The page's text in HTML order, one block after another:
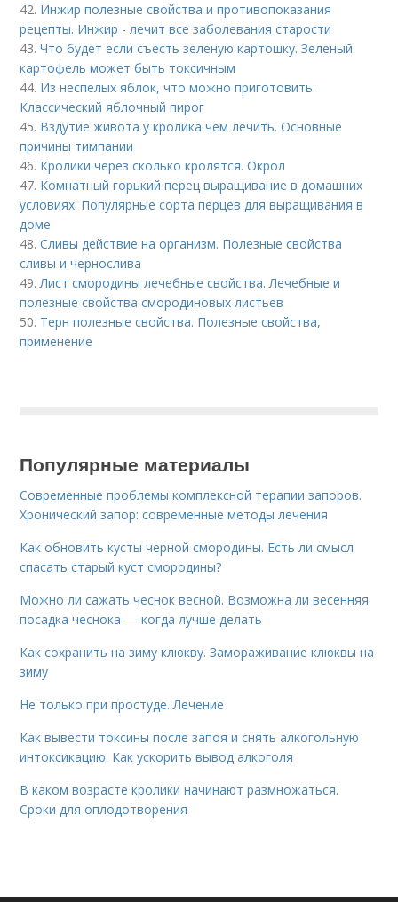
42. Инжир полезные свойства и противопоказания
рецепты. Инжир - лечит все заболевания старости
43.Что будет если съесть зеленую картошку. Зеленый
картофель может быть токсичным
44. Из неспелых яблок, что можно приготовить.
Классический яблочный пирог
45. Вздутие живота у кролика чем лечить. Основные
причины тимпании
46. Кролики через сколько кролятся. Окрол
47. Комнатный горький перец выращивание в домашних
условиях. Популярные сорта перцев для выращивания в
доме
48.Сливы действие на организм. Полезные свойства
сливы и чернослива
49.Лист смородины лечебные свойства. Лечебные и
полезные свойства смородиновых листьев
50. Терн полезные свойства. Полезные свойства,
применение
Популярные материалы
Современные проблемы комплексной терапии запоров.
Хронический запор: современные методы лечения
Как обновить кусты черной смородины. Есть ли смысл
спасать старый куст смородины?
Можно ли сажать чеснок весной. Возможна ли весенняя
посадка чеснока — когда лучше делать
Как сохранить на зиму клюкву. Замораживание клюквы на
зиму
Не только при простуде. Лечение
Как вывести токсины после запоя и снять алкогольную
интоксикацию. Как ускорить вывод алкоголя
В каком возрасте кролики начинают размножаться.
Сроки для оплодотворения